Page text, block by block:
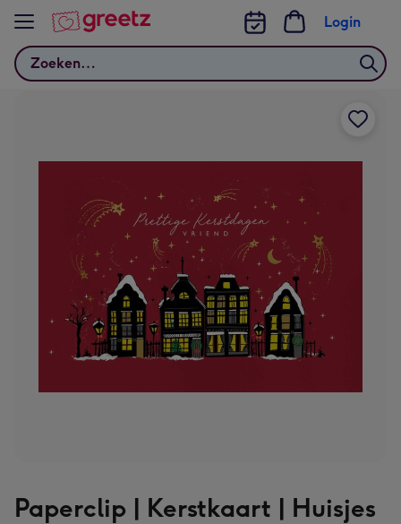
Bekijk meer
Zoeken
Login
Paperclip | Kerstkaart | Huisjes